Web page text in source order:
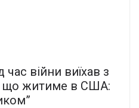
війни виїхав з
що житиме в США: